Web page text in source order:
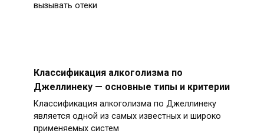
вызывать отеки
Классификация алкоголизма по
Джеллинеку — основные типы и критерии
Классификация алкоголизма по Джеллинеку
является одной из самых известных и широко
применяемых систем